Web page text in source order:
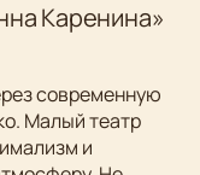
Каренина»
современную
Малый театр
и